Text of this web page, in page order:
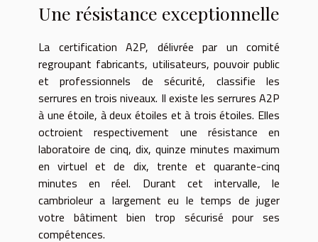
Une résistance exceptionnelle
La certification A2P, délivrée par un comité
regroupant fabricants, utilisateurs, pouvoir public
et professionnels de sécurité, classifie les
serrures en trois niveaux. Il existe les serrures A2P
à une étoile, à deux étoiles et à trois étoiles. Elles
octroient respectivement une résistance en
laboratoire de cinq, dix, quinze minutes maximum
en virtuel et de dix, trente et quarante-cinq
minutes en réel. Durant cet intervalle, le
cambrioleur a largement eu le temps de juger
votre bâtiment bien trop sécurisé pour ses
compétences.